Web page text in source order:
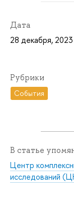
Дата
28 декабря, 2023
Рубрики
События
В статье
Центр
исследований